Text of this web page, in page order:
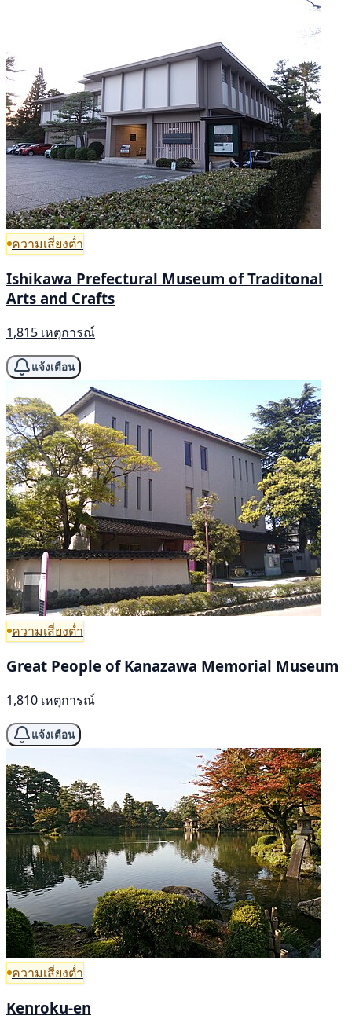
ความเสี่ยงต่ำ
Ishikawa Prefectural Museum of Traditonal
Arts and Crafts
1,815 เหตุการณ์
แจ้งเตือน
ความเสี่ยงต่ำ
Great People of Kanazawa Memorial Museum
1,810 เหตุการณ์
แจ้งเตือน
ความเสี่ยงต่ำ
Kenroku-en